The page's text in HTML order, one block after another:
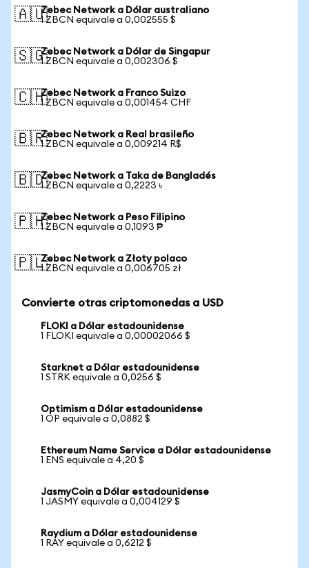
🇦🇺Zebec Network a Dólar australiano
1 ZBCN equivale a 0,002555 $
🇸🇬Zebec Network a Dólar de Singapur
1 ZBCN equivale a 0,002306 $
🇨🇭Zebec Network a Franco Suizo
1 ZBCN equivale a 0,001454 CHF
🇧🇷Zebec Network a Real brasileño
1 ZBCN equivale a 0,009214 R$
🇧🇩Zebec Network a Taka de Bangladés
1 ZBCN equivale a 0,2223 ৳
🇵🇭Zebec Network a Peso Filipino
1 ZBCN equivale a 0,1093 ₱
🇵🇱Zebec Network a Złoty polaco
1 ZBCN equivale a 0,006705 zł
Convierte otras criptomonedas a USD
FLOKI a Dólar estadounidense
1 FLOKI equivale a 0,00002066 $
Starknet a Dólar estadounidense
1 STRK equivale a 0,0256 $
Optimism a Dólar estadounidense
1 OP equivale a 0,0882 $
Ethereum Name Service a Dólar estadounidense
1 ENS equivale a 4,20 $
JasmyCoin a Dólar estadounidense
1 JASMY equivale a 0,004129 $
Raydium a Dólar estadounidense
1 RAY equivale a 0,6212 $